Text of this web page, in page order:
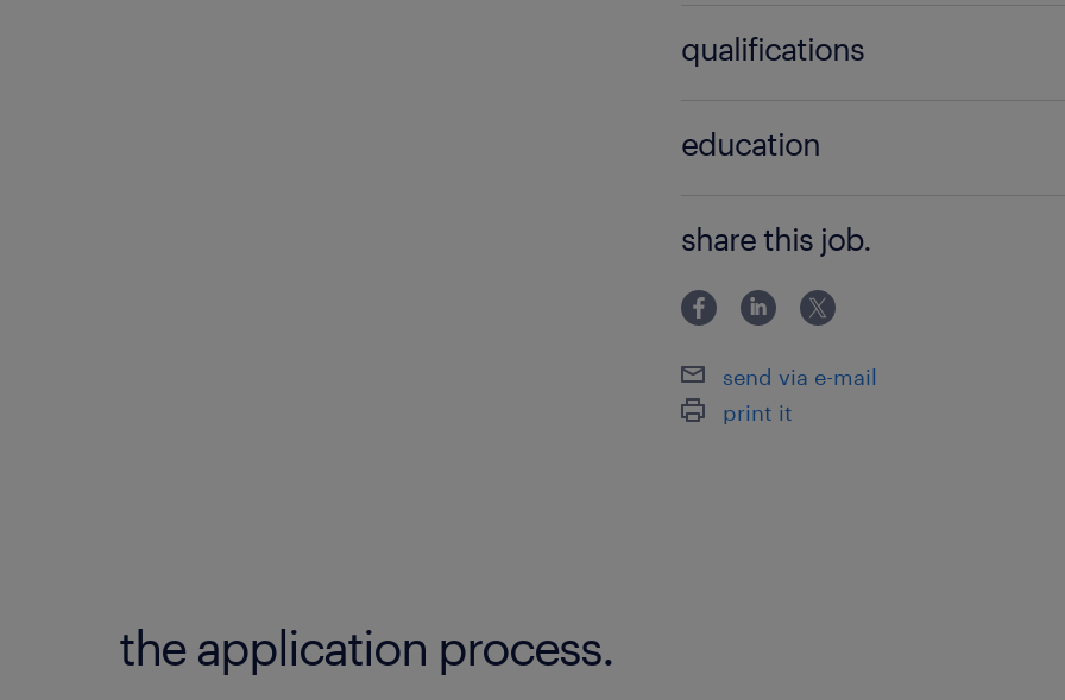
pour un poste en CDI basé à
accompagner le déploiement d'une
qualifications
education
share this job.
send via e-mail
print it
the application process.